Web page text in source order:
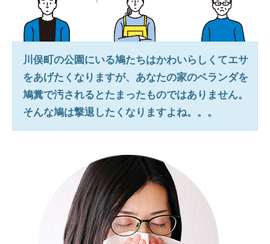
川俣町の公園にいる鳩たちはかわいらしくてエサ
をあげたくなりますが、あなたの家のベランダを
鳩糞で汚されるとたまったものではありません。
そんな鳩は撃退したくなりますよね。。。